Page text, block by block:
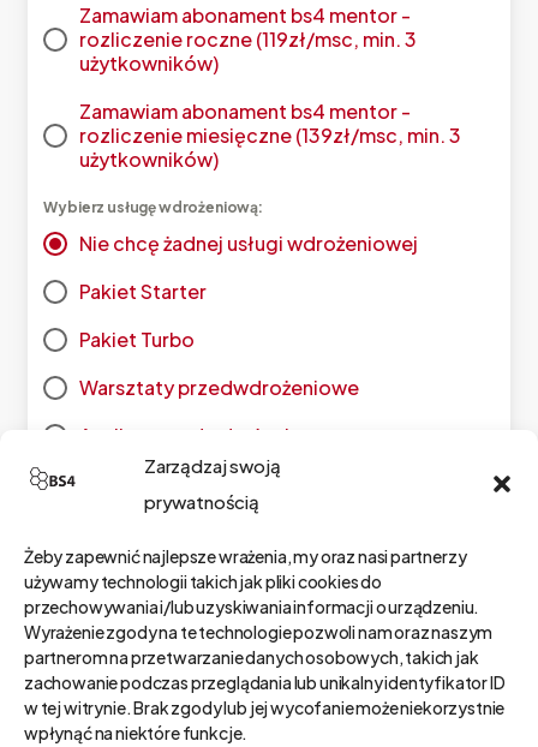
Zarządzaj swoją
prywatnością
Żeby zapewnić najlepsze wrażenia, my oraz nasi partnerzy
używamy technologii takich jak pliki cookies do
przechowywania i/lub uzyskiwania informacji o urządzeniu.
Wyrażenie zgody na te technologie pozwoli nam oraz naszym
partnerom na przetwarzanie danych osobowych, takich jak
zachowanie podczas przeglądania lub unikalny identyfikator ID
w tej witrynie. Brak zgody lub jej wycofanie może niekorzystnie
wpłynąć na niektóre funkcje.
Zamawiam abonament bs4 mentor -
rozliczenie roczne (119zł/msc, min. 3
użytkowników)
Zamawiam abonament bs4 mentor -
rozliczenie miesięczne (139zł/msc, min. 3
użytkowników)
Wybierz usługę wdrożeniową:
Nie chcę żadnej usługi wdrożeniowej
Pakiet Starter
Pakiet Turbo
Warsztaty przedwdrożeniowe
Analiza przedwdrożeniowa
Prototyp aplikacji
Cena usługi wdrożeniowej (netto + 23% VAT):
Wiadomość